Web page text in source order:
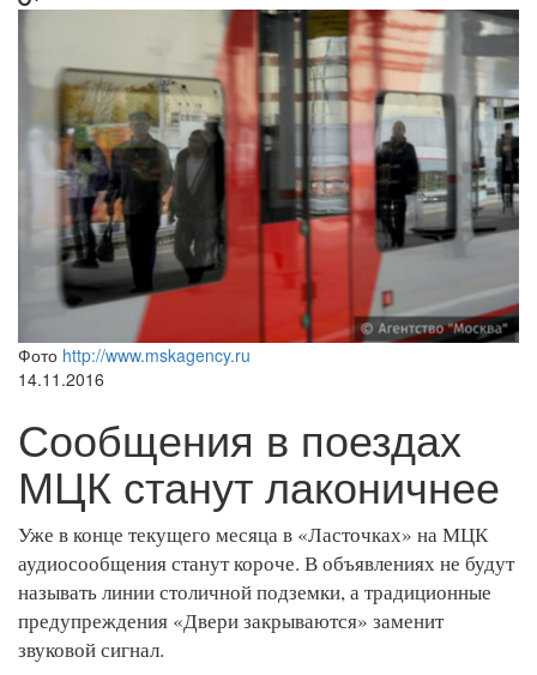
Фото http://www.mskagency.ru
14.11.2016
Сообщения в поездах
МЦК станут лаконичнее
Уже в конце текущего месяца в «Ласточках» на МЦК
аудиосообщения станут короче. В объявлениях не будут
называть линии столичной подземки, а традиционные
предупреждения «Двери закрываются» заменит
звуковой сигнал.